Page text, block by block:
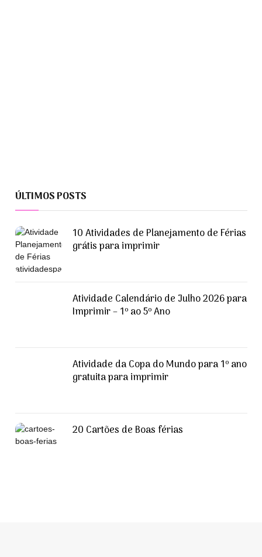
ÚLTIMOS POSTS
10 Atividades de Planejamento de Férias
grátis para imprimir
Atividade Calendário de Julho 2026 para
Imprimir – 1º ao 5º Ano
Atividade da Copa do Mundo para 1º ano
gratuita para imprimir
20 Cartões de Boas férias